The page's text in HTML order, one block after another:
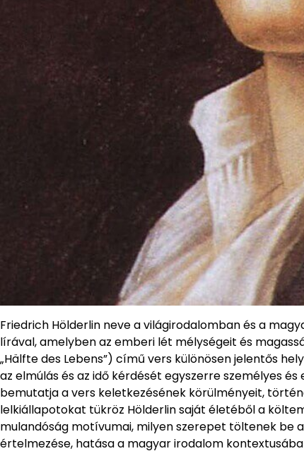
Friedrich Hölderlin neve a világirodalomban és a
lírával, amelyben az emberi lét mélységeit és
„Hälfte des Lebens”) című vers különösen jelentős
az elmúlás és az idő kérdését egyszerre személyes
bemutatja a vers keletkezésének körülményeit,
lelkiállapotokat tükröz Hölderlin saját életéből a
mulandóság motívumai, milyen szerepet töltenek be
értelmezése, hatása a magyar irodalom